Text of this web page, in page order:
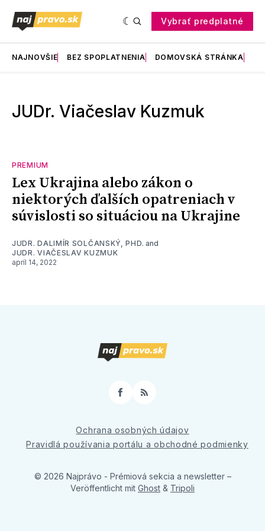
Vybrať predplatné
NAJNOVŠIE BEZ SPOPLATNENIA DOMOVSKÁ STRÁNKA
JUDr. Viačeslav Kuzmuk
PREMIUM
Lex Ukrajina alebo zákon o
niektorých ďalších opatreniach v
súvislosti so situáciou na Ukrajine
JUDR. DALIMÍR SOLČANSKÝ, PHD. and
JUDR. VIAČESLAV KUZMUK
apríl 14, 2022
Facebook
RSS
Ochrana osobných údajov
Pravidlá používania portálu a obchodné podmienky
© 2026 Najprávo - Prémiová sekcia a newsletter –
Veröffentlicht mit Ghost & Tripoli